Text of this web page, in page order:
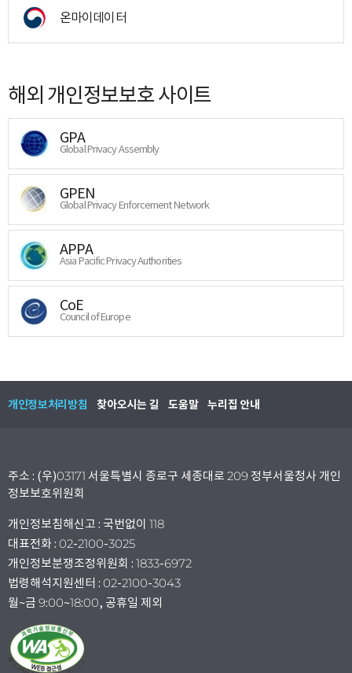
온마이데이터
해외 개인정보보호 사이트
GPA
Global Privacy Assembly
GPEN
Global Privacy Enforcement Network
APPA
Asia Pacific Privacy Authorities
CoE
Council of Europe
개인정보처리방침 찾아오시는 길 도움말 누리집 안내
주소 : (우)03171 서울특별시 종로구 세종대로 209 정부서울청사 개인
정보보호위원회
개인정보침해신고 : 국번없이 118
대표전화 : 02-2100-3025
개인정보분쟁조정위원회 : 1833-6972
법령해석지원센터 : 02-2100-3043
월~금 9:00~18:00, 공휴일 제외